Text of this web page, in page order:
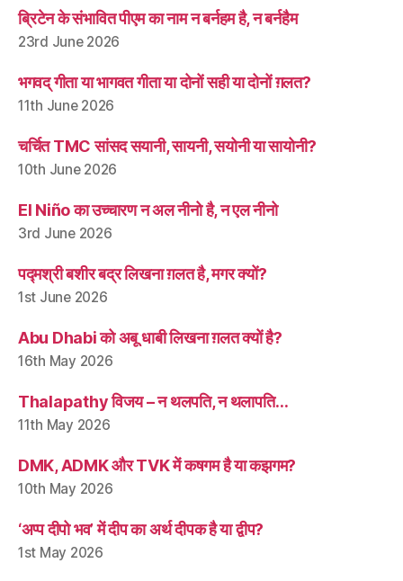
ब्रिटेन के संभावित पीएम का नाम न बर्नहम है, न बर्नहैम
23rd June 2026
भगवद् गीता या भागवत गीता या दोनों सही या दोनों ग़लत?
11th June 2026
चर्चित TMC सांसद सयानी, सायनी, सयोनी या सायोनी?
10th June 2026
El Niño का उच्चारण न अल नीनो है, न एल नीनो
3rd June 2026
पद्मश्री बशीर बद्र लिखना ग़लत है, मगर क्यों?
1st June 2026
Abu Dhabi को अबू धाबी लिखना ग़लत क्यों है?
16th May 2026
Thalapathy विजय – न थलपति, न थलापति…
11th May 2026
DMK, ADMK और TVK में कषगम है या कझगम?
10th May 2026
‘अप्प दीपो भव’ में दीप का अर्थ दीपक है या द्वीप?
1st May 2026